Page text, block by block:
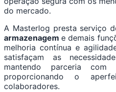
do mercado.
A Masterlog presta serviço
armazenageme demais
melhoria contínua e
satisfaçam as
mantendo parceria com
proporcionando o
colaboradores.